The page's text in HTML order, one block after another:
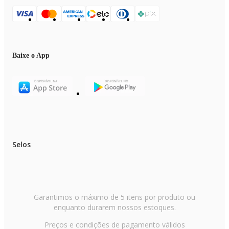
Baixe o App
Selos
Garantimos o máximo de 5 itens por produto ou
enquanto durarem nossos estoques.
Preços e condições de pagamento válidos